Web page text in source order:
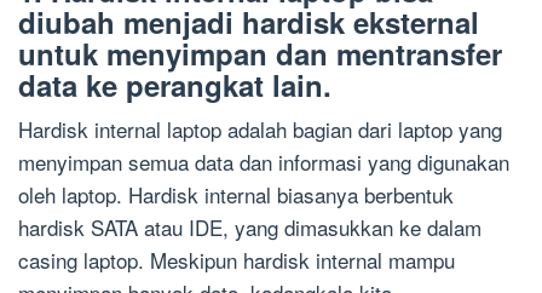
diubah menjadi hardisk eksternal
untuk menyimpan dan mentransfer
data ke perangkat lain.
Hardisk internal laptop adalah bagian dari laptop yang
menyimpan semua data dan informasi yang digunakan
oleh laptop. Hardisk internal biasanya berbentuk
hardisk SATA atau IDE, yang dimasukkan ke dalam
casing laptop. Meskipun hardisk internal mampu